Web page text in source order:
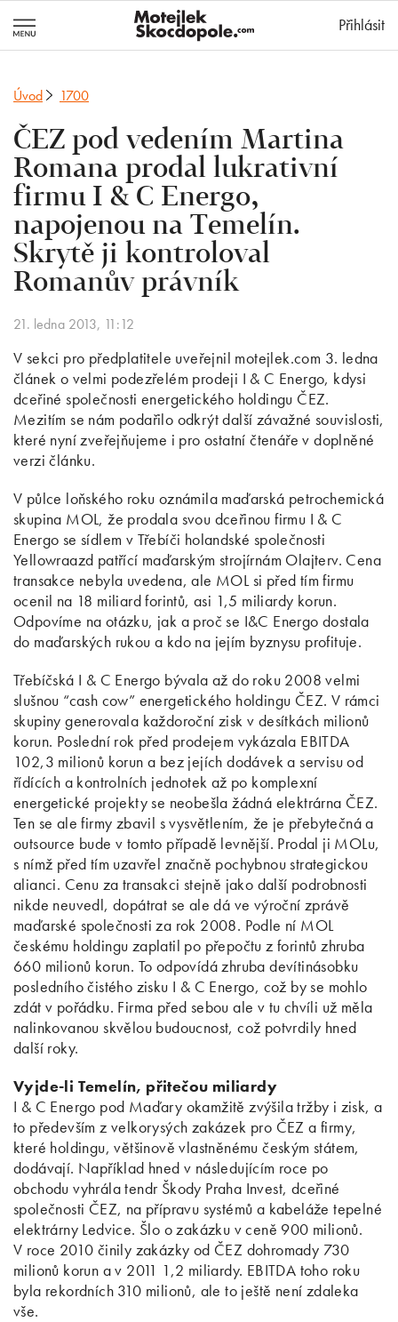
Přihlásit
Úvod 1700
ČEZ pod vedením Martina
Romana prodal lukrativní
firmu I & C Energo,
napojenou na Temelín.
Skrytě ji kontroloval
Romanův právník
21. ledna 2013, 11:12
V sekci pro předplatitele uveřejnil motejlek.com 3. ledna
článek o velmi podezřelém prodeji I & C Energo, kdysi
dceřiné společnosti energetického holdingu ČEZ.
Mezitím se nám podařilo odkrýt další závažné souvislosti,
které nyní zveřejňujeme i pro ostatní čtenáře v doplněné
verzi článku.
V půlce loňského roku oznámila maďarská petrochemická
skupina MOL, že prodala svou dceřinou firmu I & C
Energo se sídlem v Třebíči holandské společnosti
Yellowraazd patřící maďarským strojírnám Olajterv. Cena
transakce nebyla uvedena, ale MOL si před tím firmu
ocenil na 18 miliard forintů, asi 1,5 miliardy korun.
Odpovíme na otázku, jak a proč se I&C Energo dostala
do maďarských rukou a kdo na jejím byznysu profituje.
Třebíčská I & C Energo bývala až do roku 2008 velmi
slušnou “cash cow” energetického holdingu ČEZ. V rámci
skupiny generovala každoroční zisk v desítkách milionů
korun. Poslední rok před prodejem vykázala EBITDA
102,3 milionů korun a bez jejích dodávek a servisu od
řídících a kontrolních jednotek až po komplexní
energetické projekty se neobešla žádná elektrárna ČEZ.
Ten se ale firmy zbavil s vysvětlením, že je přebytečná a
outsource bude v tomto případě levnější. Prodal ji MOLu,
s nímž před tím uzavřel značně pochybnou strategickou
alianci. Cenu za transakci stejně jako další podrobnosti
nikde neuvedl, dopátrat se ale dá ve výroční zprávě
maďarské společnosti za rok 2008. Podle ní MOL
českému holdingu zaplatil po přepočtu z forintů zhruba
660 milionů korun. To odpovídá zhruba devítinásobku
posledního čistého zisku I & C Energo, což by se mohlo
zdát v pořádku. Firma před sebou ale v tu chvíli už měla
nalinkovanou skvělou budoucnost, což potvrdily hned
další roky.
Vyjde-li Temelín, přitečou miliardy
I & C Energo pod Maďary okamžitě zvýšila tržby i zisk, a
to především z velkorysých zakázek pro ČEZ a firmy,
které holdingu, většinově vlastněnému českým státem,
dodávají. Například hned v následujícím roce po
obchodu vyhrála tendr Škody Praha Invest, dceřiné
společnosti ČEZ, na přípravu systémů a kabeláže tepelné
elektrárny Ledvice. Šlo o zakázku v ceně 900 milionů.
V roce 2010 činily zakázky od ČEZ dohromady 730
milionů korun a v 2011 1,2 miliardy. EBITDA toho roku
byla rekordních 310 milionů, ale to ještě není zdaleka
vše.